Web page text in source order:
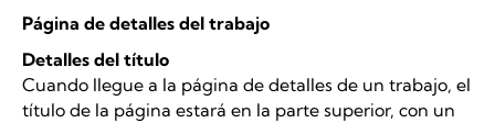
Página de detalles del trabajo
Detalles del título
Cuando llegue a la página de detalles de un trabajo, el
título de la página estará en la parte superior, con un